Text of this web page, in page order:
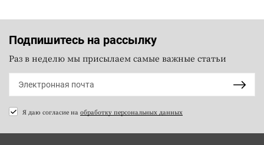
Подпишитесь на рассылку
Раз в неделю мы присылаем самые важные статьи
Я даю согласие на обработку персональных данных